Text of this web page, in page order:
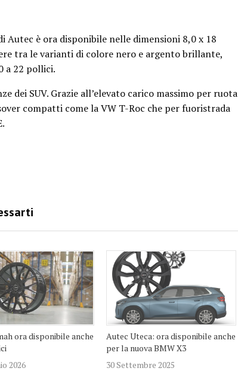
Autec è ora disponibile nelle dimensioni 8,0 x 18
tra le varianti di colore nero e argento brillante,
a 22 pollici.
dei SUV. Grazie all’elevato carico massimo per ruota
compatti come la VW T-Roc che per fuoristrada
ora disponibile anche
2026
Autec Uteca: ora disponibile anche
per la nuova BMW X3
30 Settembre 2025